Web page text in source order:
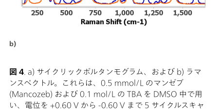
b)
図 4 . a) サイクリックボルタンモグラム、および b) ラマ
ンスペクトル。これらは、0.5 mmol/L のマンゼブ
(Mancozeb) および 0.1 mol/L の TBA を DMSO 中で用
い、電位を +0.60 V から -0.60 V まで 5 サイクルスキャ